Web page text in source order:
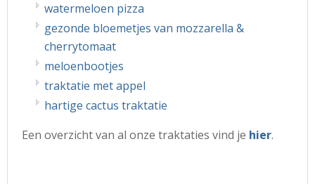
watermeloen pizza
gezonde bloemetjes van mozzarella &
cherrytomaat
meloenbootjes
traktatie met appel
hartige cactus traktatie
Een overzicht van al onze traktaties vind je hier.